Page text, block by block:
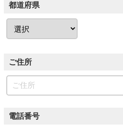
都道府県
ご住所
電話番号